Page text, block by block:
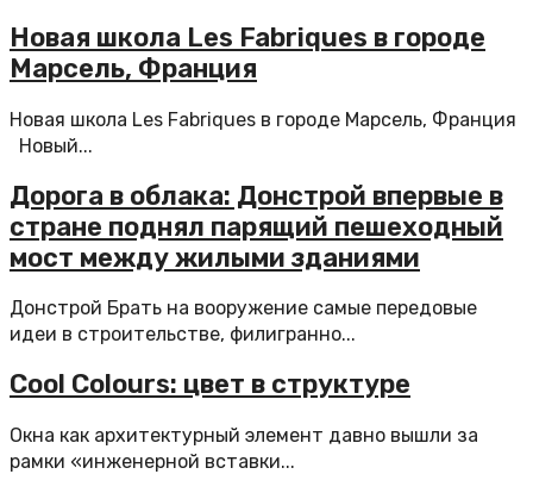
Новая школа Les Fabriques в городе
Марсель, Франция
Новая школа Les Fabriques в городе Марсель, Франция
Новый...
Дорога в облака: Донстрой впервые в
стране поднял парящий пешеходный
мост между жилыми зданиями
Донстрой Брать на вооружение самые передовые
идеи в строительстве, филигранно...
Cool Colours: цвет в структуре
Окна как архитектурный элемент давно вышли за
рамки «инженерной вставки...